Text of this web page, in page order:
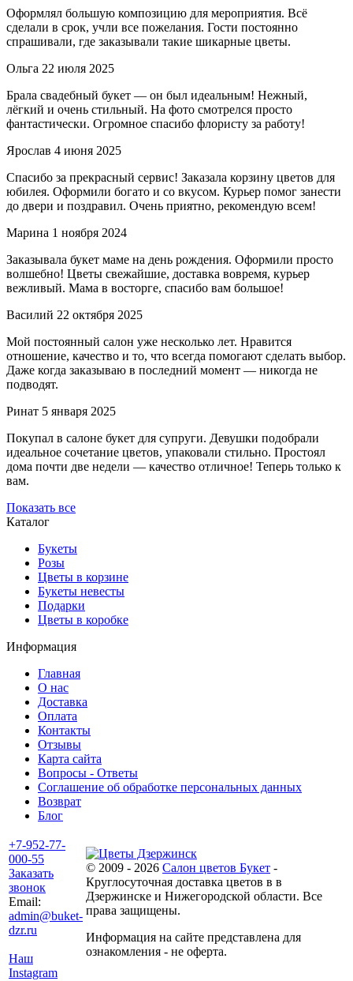
Оформлял большую композицию для мероприятия. Всё
сделали в срок, учли все пожелания. Гости постоянно
спрашивали, где заказывали такие шикарные цветы.
Ольга 22 июля 2025
Брала свадебный букет — он был идеальным! Нежный,
лёгкий и очень стильный. На фото смотрелся просто
фантастически. Огромное спасибо флористу за работу!
Ярослав 4 июня 2025
Спасибо за прекрасный сервис! Заказала корзину цветов для
юбилея. Оформили богато и со вкусом. Курьер помог занести
до двери и поздравил. Очень приятно, рекомендую всем!
Марина 1 ноября 2024
Заказывала букет маме на день рождения. Оформили просто
волшебно! Цветы свежайшие, доставка вовремя, курьер
вежливый. Мама в восторге, спасибо вам большое!
Василий 22 октября 2025
Мой постоянный салон уже несколько лет. Нравится
отношение, качество и то, что всегда помогают сделать выбор.
Даже когда заказываю в последний момент — никогда не
подводят.
Ринат 5 января 2025
Покупал в салоне букет для супруги. Девушки подобрали
идеальное сочетание цветов, упаковали стильно. Простоял
дома почти две недели — качество отличное! Теперь только к
вам.
Показать все
Каталог
Букеты
Розы
Цветы в корзине
Букеты невесты
Подарки
Цветы в коробке
Информация
Главная
О нас
Доставка
Оплата
Контакты
Отзывы
Карта сайта
Вопросы - Ответы
Соглашение об обработке персональных данных
Возврат
Блог
+7-952-77-
000-55
Заказать
звонок
Email:
admin@buket-
dzr.ru
Наш
Instagram
© 2009 - 2026 Салон цветов Букет -
Круглосуточная доставка цветов в в
Дзержинске и Нижегородской области. Все
права защищены.
Информация на сайте представлена для
ознакомления - не оферта.